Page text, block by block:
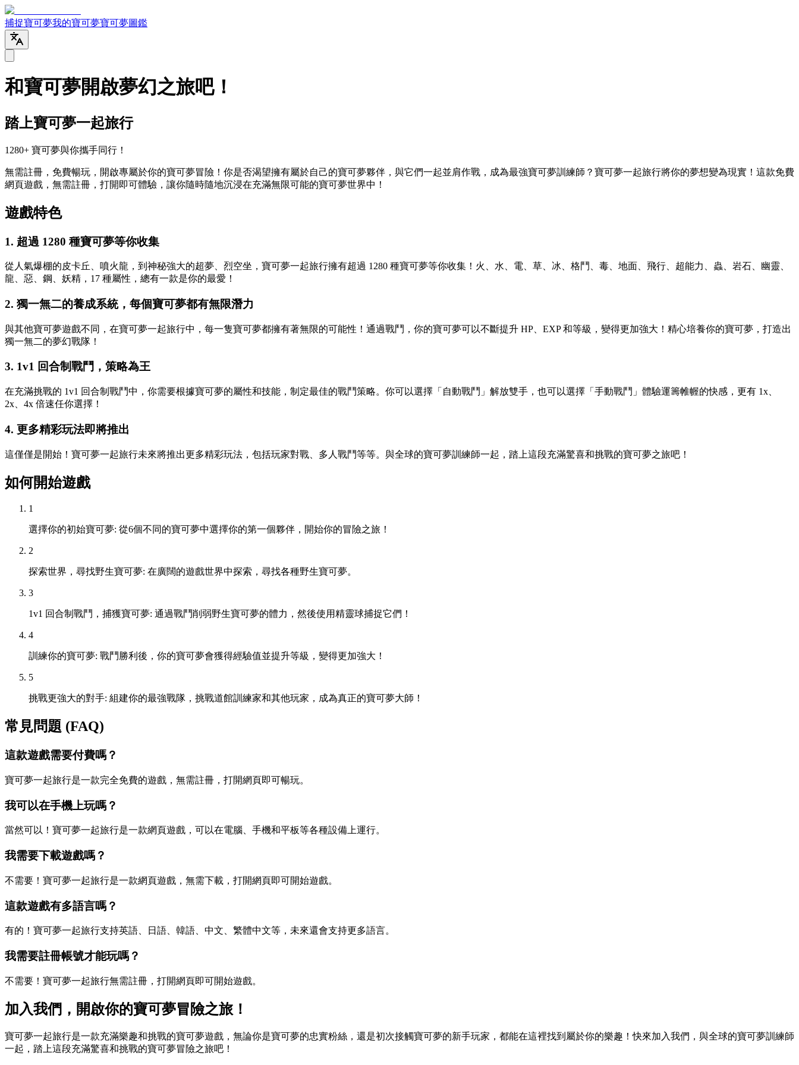
捕捉寶可夢我的寶可夢寶可夢圖鑑
和寶可夢開啟夢幻之旅吧！
踏上寶可夢一起旅行
1280+ 寶可夢與你攜手同行！
無需註冊，免費暢玩，開啟專屬於你的寶可夢冒險！你是否渴望擁有屬於自己的寶可夢夥伴，與它們一起並肩作戰，成為最強寶可夢訓練師？寶可夢一起旅行將你的夢想變為現實！這款免費
網頁遊戲，無需註冊，打開即可體驗，讓你隨時隨地沉浸在充滿無限可能的寶可夢世界中！
遊戲特色
1. 超過 1280 種寶可夢等你收集
從人氣爆棚的皮卡丘、噴火龍，到神秘強大的超夢、烈空坐，寶可夢一起旅行擁有超過 1280 種寶可夢等你收集！火、水、電、草、冰、格鬥、毒、地面、飛行、超能力、蟲、岩石、幽靈、
龍、惡、鋼、妖精，17 種屬性，總有一款是你的最愛！
2. 獨一無二的養成系統，每個寶可夢都有無限潛力
與其他寶可夢遊戲不同，在寶可夢一起旅行中，每一隻寶可夢都擁有著無限的可能性！通過戰鬥，你的寶可夢可以不斷提升 HP、EXP 和等級，變得更加強大！精心培養你的寶可夢，打造出
獨一無二的夢幻戰隊！
3. 1v1 回合制戰鬥，策略為王
在充滿挑戰的 1v1 回合制戰鬥中，你需要根據寶可夢的屬性和技能，制定最佳的戰鬥策略。你可以選擇「自動戰鬥」解放雙手，也可以選擇「手動戰鬥」體驗運籌帷幄的快感，更有 1x、
2x、4x 倍速任你選擇！
4. 更多精彩玩法即將推出
這僅僅是開始！寶可夢一起旅行未來將推出更多精彩玩法，包括玩家對戰、多人戰鬥等等。與全球的寶可夢訓練師一起，踏上這段充滿驚喜和挑戰的寶可夢之旅吧！
如何開始遊戲
1
選擇你的初始寶可夢: 從6個不同的寶可夢中選擇你的第一個夥伴，開始你的冒險之旅！
2
探索世界，尋找野生寶可夢: 在廣闊的遊戲世界中探索，尋找各種野生寶可夢。
3
1v1 回合制戰鬥，捕獲寶可夢: 通過戰鬥削弱野生寶可夢的體力，然後使用精靈球捕捉它們！
4
訓練你的寶可夢: 戰鬥勝利後，你的寶可夢會獲得經驗值並提升等級，變得更加強大！
5
挑戰更強大的對手: 組建你的最強戰隊，挑戰道館訓練家和其他玩家，成為真正的寶可夢大師！
常見問題 (FAQ)
這款遊戲需要付費嗎？
寶可夢一起旅行是一款完全免費的遊戲，無需註冊，打開網頁即可暢玩。
我可以在手機上玩嗎？
當然可以！寶可夢一起旅行是一款網頁遊戲，可以在電腦、手機和平板等各種設備上運行。
我需要下載遊戲嗎？
不需要！寶可夢一起旅行是一款網頁遊戲，無需下載，打開網頁即可開始遊戲。
這款遊戲有多語言嗎？
有的！寶可夢一起旅行支持英語、日語、韓語、中文、繁體中文等，未來還會支持更多語言。
我需要註冊帳號才能玩嗎？
不需要！寶可夢一起旅行無需註冊，打開網頁即可開始遊戲。
加入我們，開啟你的寶可夢冒險之旅！
寶可夢一起旅行是一款充滿樂趣和挑戰的寶可夢遊戲，無論你是寶可夢的忠實粉絲，還是初次接觸寶可夢的新手玩家，都能在這裡找到屬於你的樂趣！快來加入我們，與全球的寶可夢訓練師
一起，踏上這段充滿驚喜和挑戰的寶可夢冒險之旅吧！